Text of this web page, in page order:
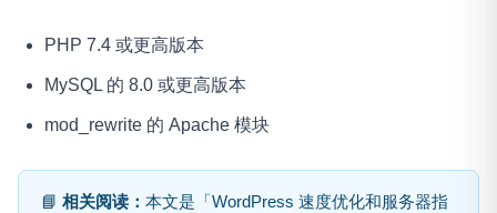
PHP 7.4 或更高版本
MySQL 的 8.0 或更高版本
mod_rewrite 的 Apache 模块
📘 相关阅读： 本文是「WordPress 速度优化和服务器指